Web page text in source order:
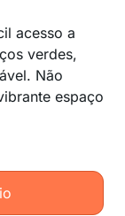
acesso a
verdes,
Não
espaço